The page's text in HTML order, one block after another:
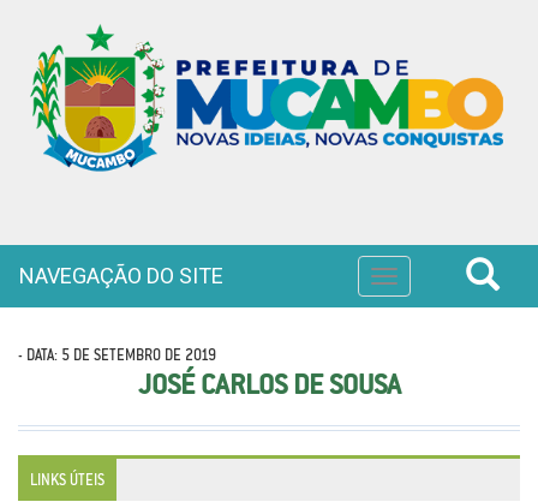
Toggle
navigation
NAVEGAÇÃO DO SITE
- DATA: 5 DE SETEMBRO DE 2019
JOSÉ CARLOS DE SOUSA
LINKS ÚTEIS